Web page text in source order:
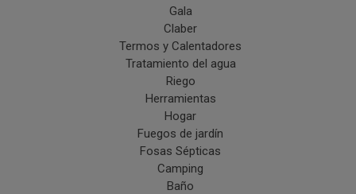
Gala
Claber
Termos y Calentadores
Tratamiento del agua
Riego
Herramientas
Hogar
Fuegos de jardín
Fosas Sépticas
Camping
Baño